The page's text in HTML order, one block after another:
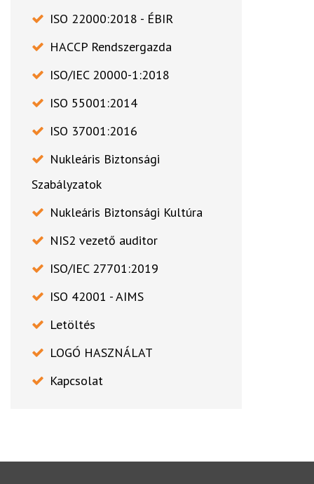
ISO 22000:2018 - ÉBIR
HACCP Rendszergazda
ISO/IEC 20000-1:2018
ISO 55001:2014
ISO 37001:2016
Nukleáris Biztonsági
Szabályzatok
Nukleáris Biztonsági Kultúra
NIS2 vezető auditor
ISO/IEC 27701:2019
ISO 42001 - AIMS
Letöltés
LOGÓ HASZNÁLAT
Kapcsolat